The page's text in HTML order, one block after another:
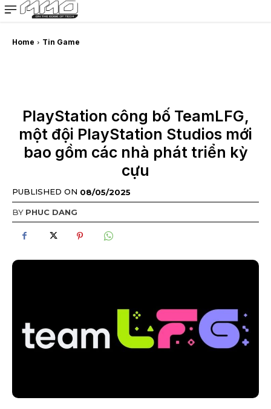
MMOSITE - Thông tin công nghệ
Bài viết nổi bật
Home Tin Game
PlayStation công bố TeamLFG,
một đội PlayStation Studios mới
bao gồm các nhà phát triển kỳ
cựu
PUBLISHED ON 08/05/2025
BY PHUC DANG